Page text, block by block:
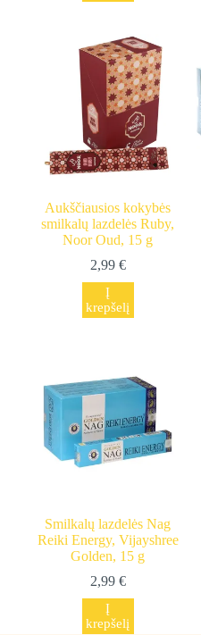
Aukščiausios kokybės
smilkalų lazdelės Ruby,
Noor Oud, 15 g
2,99 €
Į
krepšelį
Smilkalų lazdelės Nag
Reiki Energy, Vijayshree
Golden, 15 g
2,99 €
Į
krepšelį